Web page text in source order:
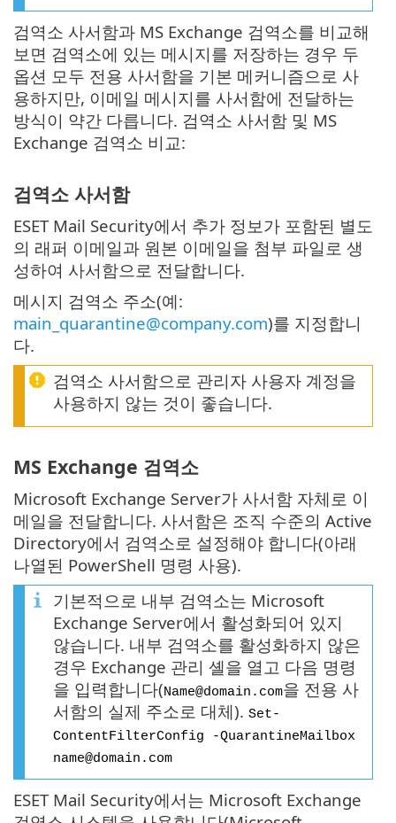
검역소 사서함과 MS Exchange 검역소를 비교해
보면 검역소에 있는 메시지를 저장하는 경우 두
옵션 모두 전용 사서함을 기본 메커니즘으로 사
용하지만, 이메일 메시지를 사서함에 전달하는
방식이 약간 다릅니다. 검역소 사서함 및 MS
Exchange 검역소 비교:
검역소 사서함
ESET Mail Security에서 추가 정보가 포함된 별도
의 래퍼 이메일과 원본 이메일을 첨부 파일로 생
성하여 사서함으로 전달합니다.
메시지 검역소 주소(예:
main_quarantine@company.com)를 지정합니
다.
검역소 사서함으로 관리자 사용자 계정을
사용하지 않는 것이 좋습니다.
MS Exchange 검역소
Microsoft Exchange Server가 사서함 자체로 이
메일을 전달합니다. 사서함은 조직 수준의 Active
Directory에서 검역소로 설정해야 합니다(아래
나열된 PowerShell 명령 사용).
기본적으로 내부 검역소는 Microsoft
Exchange Server에서 활성화되어 있지
않습니다. 내부 검역소를 활성화하지 않은
경우 Exchange 관리 셸을 열고 다음 명령
을 입력합니다(Name@domain.com을 전용 사
서함의 실제 주소로 대체). Set-
ContentFilterConfig -QuarantineMailbox
name@domain.com
ESET Mail Security에서는 Microsoft Exchange